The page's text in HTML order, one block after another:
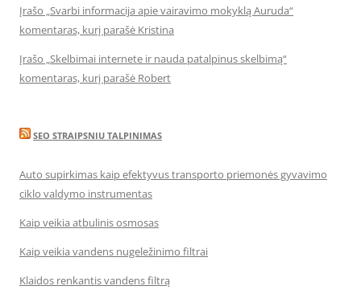
Įrašo „Svarbi informacija apie vairavimo mokyklą Auruda“
komentaras, kurį parašė Kristina
Įrašo „Skelbimai internete ir nauda patalpinus skelbimą“
komentaras, kurį parašė Robert
SEO STRAIPSNIU TALPINIMAS
Auto supirkimas kaip efektyvus transporto priemonės gyvavimo
ciklo valdymo instrumentas
Kaip veikia atbulinis osmosas
Kaip veikia vandens nugeležinimo filtrai
Klaidos renkantis vandens filtrą